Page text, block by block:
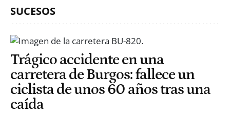
SUCESOS
Trágico accidente en una
carretera de Burgos: fallece un
ciclista de unos 60 años tras una
caída